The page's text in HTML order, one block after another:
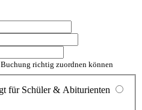
richtig zuordnen können
für Schüler & Abiturienten